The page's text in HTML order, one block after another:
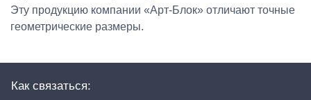
Эту продукцию компании «Арт-Блок» отличают точные
геометрические размеры.
Как связаться: